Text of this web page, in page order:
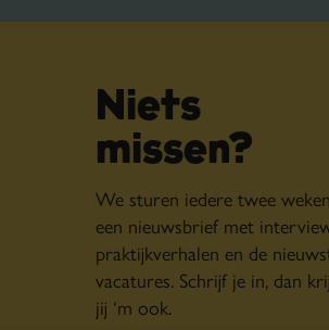
Niets
missen?
We sturen iedere twee weken
een nieuwsbrief met
praktijkverhalen en de
vacatures. Schrijf je in, dan
jij ‘m ook.